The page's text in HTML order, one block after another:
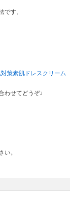
です。
策素肌ドレスクリーム
わせてどうぞ♩
。